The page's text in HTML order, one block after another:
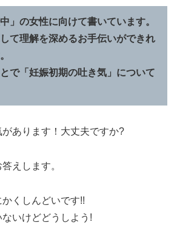
」の女性に向けて書いています。
て理解を深めるお手伝いができれ
で「妊娠初期の吐き気」について
あります！大丈夫ですか?
えします。
くしんどいです!!
いけどどうしよう!